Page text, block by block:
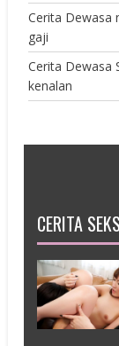
Cerita Dewasa
gaji
Cerita Dewasa
kenalan
CERITA